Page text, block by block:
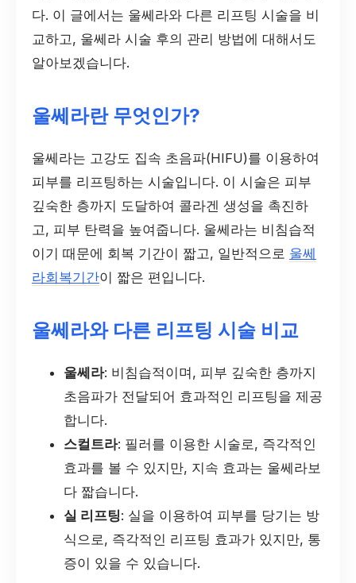
다. 이 글에서는 울쎄라와 다른 리프팅 시술을 비
교하고, 울쎄라 시술 후의 관리 방법에 대해서도
알아보겠습니다.
울쎄라란 무엇인가?
울쎄라는 고강도 집속 초음파(HIFU)를 이용하여
피부를 리프팅하는 시술입니다. 이 시술은 피부
깊숙한 층까지 도달하여 콜라겐 생성을 촉진하
고, 피부 탄력을 높여줍니다. 울쎄라는 비침습적
이기 때문에 회복 기간이 짧고, 일반적으로 울쎄
라회복기간이 짧은 편입니다.
울쎄라와 다른 리프팅 시술 비교
울쎄라: 비침습적이며, 피부 깊숙한 층까지
초음파가 전달되어 효과적인 리프팅을 제공
합니다.
스컬트라: 필러를 이용한 시술로, 즉각적인
효과를 볼 수 있지만, 지속 효과는 울쎄라보
다 짧습니다.
실 리프팅: 실을 이용하여 피부를 당기는 방
식으로, 즉각적인 리프팅 효과가 있지만, 통
증이 있을 수 있습니다.